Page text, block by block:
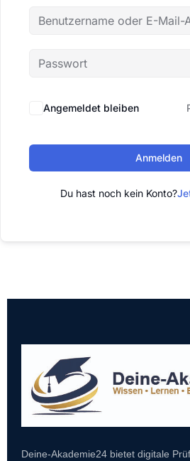
Angemeldet bleiben
Anmelden
Du hast noch kein Konto?
Deine-Akademie24 bietet digitale